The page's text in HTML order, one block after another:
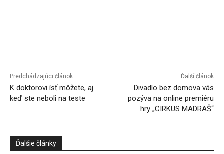
Predchádzajúci článok
K doktorovi ísť môžete, aj
keď ste neboli na teste
Ďalší článok
Divadlo bez domova vás
pozýva na online premiéru
hry „CIRKUS MADRAŠ“
Ďalšie články